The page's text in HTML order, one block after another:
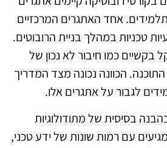
אחד האתגרים המרכזיים
טכניות במהלך בניית הרובוטים.
בקשיים כמו חיבור לא נכון של
הכוונה נכונה מצד המדריך
לגבור על אתגרים אלו.
בסיסית של מתודולוגיות
עם רמות שונות של ידע טכני,